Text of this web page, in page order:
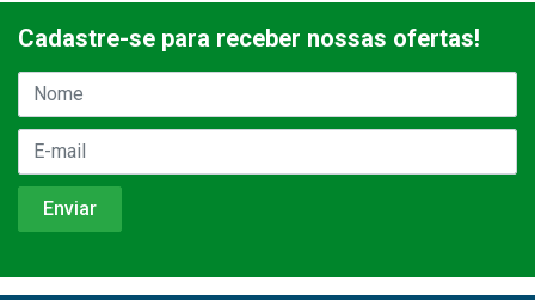
Cadastre-se para receber nossas ofertas!